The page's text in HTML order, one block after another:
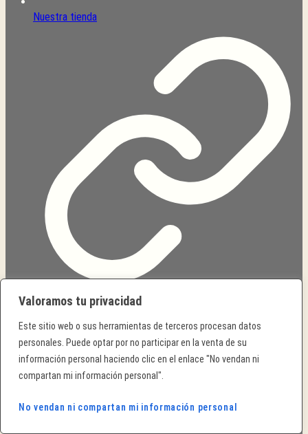
Valoramos tu privacidad
Este sitio web o sus herramientas de terceros procesan datos
personales. Puede optar por no participar en la venta de su
información personal haciendo clic en el enlace "No vendan ni
compartan mi información personal".
No vendan ni compartan mi información personal
Nuestra tienda
Historia de la tienda